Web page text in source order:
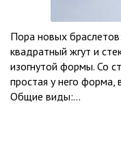
Пора новых
квадратный жгут и
изогнутой формы. Со
простая у него форма,
Общие виды:...